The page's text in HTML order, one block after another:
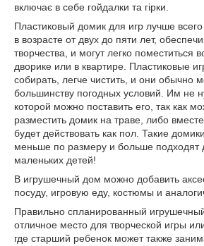
включає в себе гойдалки та гірки.
Пластиковый домик для игр лучше
в возрасте от двух до пяти лет,
творчества, и могут легко поместиться
дворике или в квартире. Пластиковые
собирать, легче чистить, и они обычно
большинству погодных условий. Им не
которой можно поставить его, так как
разместить домик на траве, либо
будет действовать как пол. Такие
меньше по размеру и больше подходят
маленьких детей!
В игрушечный дом можно добавить
посуду, игровую еду, костюмы и
Правильно спланированный
отличное место для творческой игры
где старший ребенок может также